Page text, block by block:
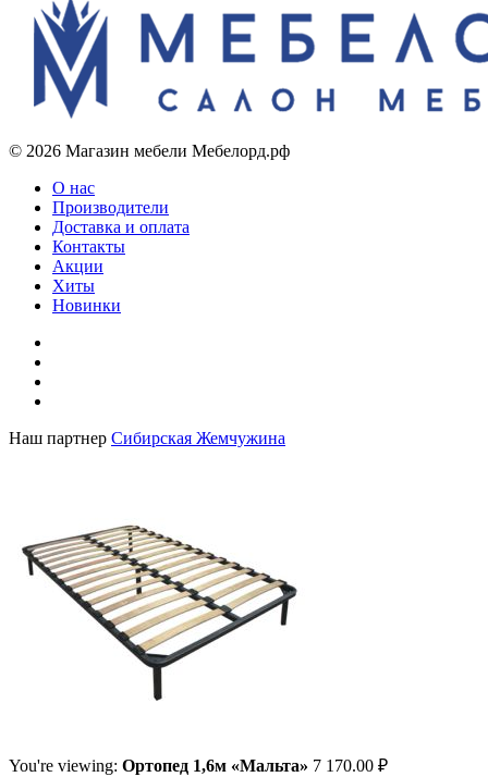
© 2026 Магазин мебели Мебелорд.рф
О нас
Производители
Доставка и оплата
Контакты
Акции
Хиты
Новинки
Наш партнер Сибирская Жемчужина
You're viewing: Ортопед 1,6м «Мальта» 7 170.00 ₽